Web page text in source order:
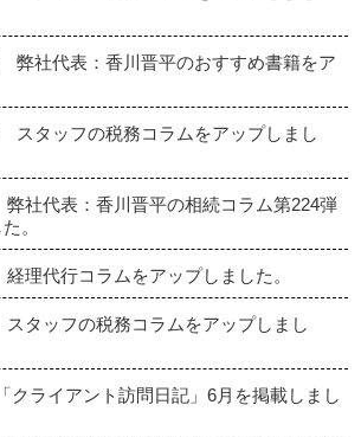
弊社代表：香川晋平のおすすめ書籍をア
スタッフの税務コラムをアップしまし
社代表：香川晋平の相続コラム第224弾
。
理代行コラムをアップしました。
タッフの税務コラムをアップしまし
クライアント訪問日記」6月を掲載しまし